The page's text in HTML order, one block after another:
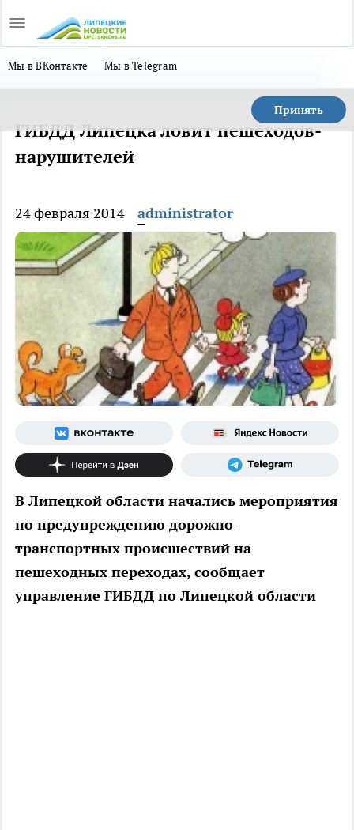
Мы в ВКонтакте Мы в Telegram
Принять
ГИБДД Липецка ловит пешеходов-
нарушителей
24 февраля 2014 administrator
В Липецкой области начались мероприятия
по предупреждению дорожно-
транспортных происшествий на
пешеходных переходах, сообщает
управление ГИБДД по Липецкой области